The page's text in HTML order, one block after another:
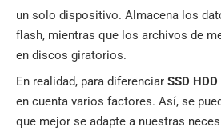
un solo dispositivo. Almacena los
flash, mientras que los archivos de
en discos giratorios.
En realidad, para diferenciar SSD
en cuenta varios factores. Así, se
que mejor se adapte a nuestras